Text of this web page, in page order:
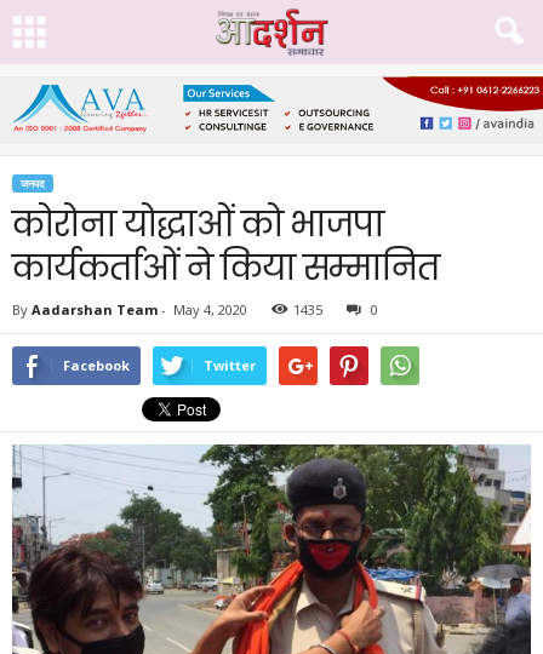
जनपद
कोरोना योद्धाओं को भाजपा
कार्यकर्ताओं ने किया सम्मानित
By Aadarshan Team - May 4, 2020 1435 0
Facebook Twitter